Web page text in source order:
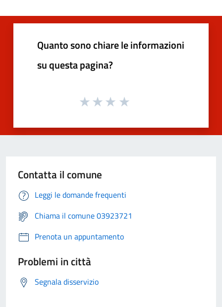
Quanto sono chiare le informazioni
su questa pagina?
Contatta il comune
Leggi le domande frequenti
Chiama il comune 03923721
Prenota un appuntamento
Problemi in città
Segnala disservizio